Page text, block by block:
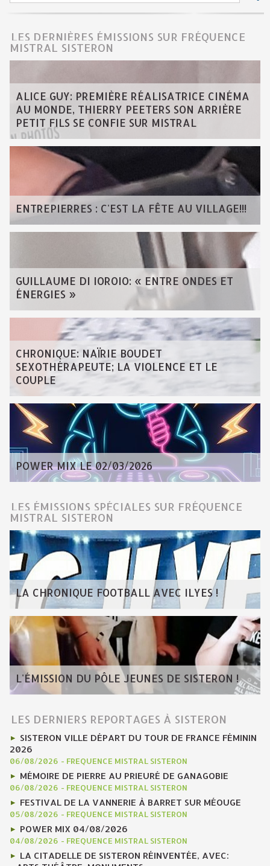
LES DERNIÈRES ÉMISSIONS SUR FRÉQUENCE
MISTRAL SISTERON
ALICE GUY: PREMIÈRE RÉALISATRICE CINÉMA
AU MONDE, THIERRY PEETERS SON ARRIÈRE
PETIT FILS SE CONFIE SUR MISTRAL
ENTREPIERRES : C'EST LA FÊTE AU VILLAGE!!!
GUILLAUME DI IOROIO: « ENTRE ONDES ET
ÉNERGIES »
CHRONIQUE: NAÏRIE BOUDET
SEXOTHÉRAPEUTE; LA VIOLENCE ET LE
COUPLE
POWER MIX LE 02/03/2026
LES ÉMISSIONS SPÉCIALES SUR FRÉQUENCE
MISTRAL SISTERON
LA CHRONIQUE FOOTBALL AVEC ILYES !
L'ÉMISSION DU PÔLE JEUNES DE SISTERON !
LES DERNIERS REPORTAGES À SISTERON
SISTERON VILLE DÉPART DU TOUR DE FRANCE FÉMININ
2026
06/08/2026 - FREQUENCE MISTRAL SISTERON
MÉMOIRE DE PIERRE AU PRIEURÉ DE GANAGOBIE
06/08/2026 - FREQUENCE MISTRAL SISTERON
FESTIVAL DE LA VANNERIE À BARRET SUR MÉOUGE
05/08/2026 - FREQUENCE MISTRAL SISTERON
POWER MIX 04/08/2026
04/08/2026 - FREQUENCE MISTRAL SISTERON
LA CITADELLE DE SISTERON RÉINVENTÉE, AVEC: